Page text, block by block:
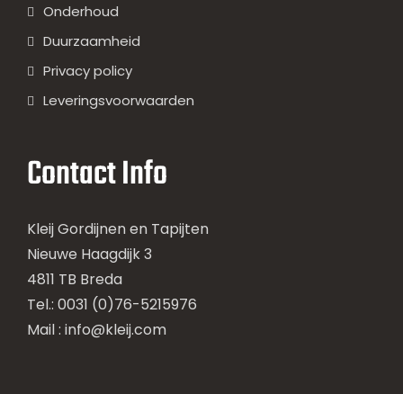
Onderhoud
Duurzaamheid
Privacy policy
Leveringsvoorwaarden
Contact Info
Kleij Gordijnen en Tapijten
Nieuwe Haagdijk 3
4811 TB Breda
Tel.: 0031 (0)76-5215976
Mail : info@kleij.com